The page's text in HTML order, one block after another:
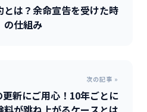
とは？余命宣告を受けた時
の仕組み
次の記事 »
更新にご用心！10年ごとに